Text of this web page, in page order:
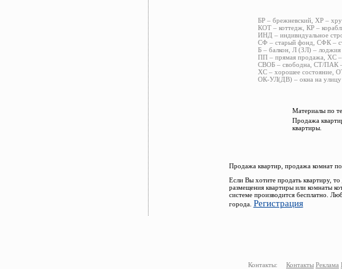
БР – брежневский, ХР –
КОТ – коттедж, КР –
ИНД – индивидуальное
СФ – старый фонд, СФК –
Б – балкон, Л (ЗЛ) – лоджия
ПП – прямая продажа, ХС –
СВОБ – свободна, СТ/ПАК –
ХС – хорошее состояние,
ОК-УЛ(ДВ) – окна на
Материалы по
Продажа
квартиры.
Продажа квартир, продажа комнат
Если Вы хотите продать квартиру,
размещения квартиры или комнаты
системе производится бесплатно.
города. Регистрация
Контакты: Контакты Реклама